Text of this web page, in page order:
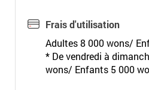
Frais d'utilisation
Adultes 8 000 wons/
* De vendredi à
wons/ Enfants 5 000